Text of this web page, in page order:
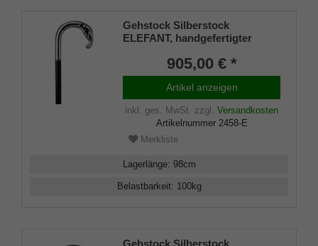
Gehstock Silberstock
ELEFANT, handgefertigter
925/1000 Sterling Silber mit
einem aufwendig
herausgearbeitetem
Elefantenkopf, aufgesetzt auf
einen Stock aus edlem
Makassar Ebenholz, inklusiv
Schlankpuffer.
905,00 € *
Artikel anzeigen
inkl. ges. MwSt. zzgl. Versandkosten
Artikelnummer 2458-E
Merkliste
Lagerlänge: 98cm
Belastbarkeit: 100kg